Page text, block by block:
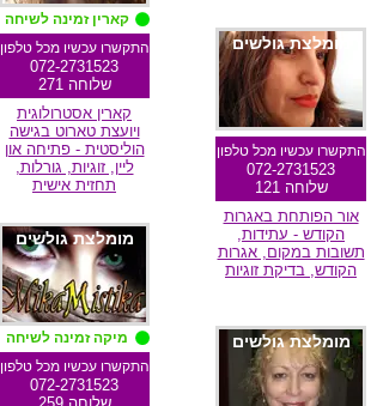
מומלצת גולשים
התקשרו עכשיו מכל טלפון
072-2731523
שלוחה 121
אור הפותחת באגרות
הקודש - עתידות,
תשובות במקום, אגרות
הקודש, בדיקת זוגיות
מומלצת גולשים
קארין זמינה לשיחה
התקשרו עכשיו מכל טלפון
072-2731523
שלוחה 271
קארין אסטרולוגית
ויועצת טארוט בגישה
הוליסטית - פתיחה און
ליין, זוגיות, גורלות,
תחזית אישית
מומלצת גולשים
מיקה זמינה לשיחה
התקשרו עכשיו מכל טלפון
072-2731523